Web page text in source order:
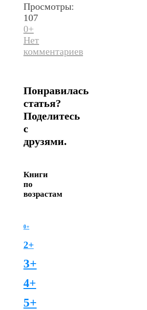
Просмотры:
107
0+
Нет
комментариев
Понравилась
статья?
Поделитесь
с
друзями.
Книги
по
возрастам
0+
2+
3+
4+
5+